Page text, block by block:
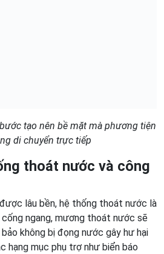
tạo nên bề mặt mà phương tiện
di chuyển trực tiếp
thoát nước và công
lâu bền, hệ thống thoát nước là
ngang, mương thoát nước sẽ
không bị đọng nước gây hư hại
hạng mục phụ trợ như biển báo